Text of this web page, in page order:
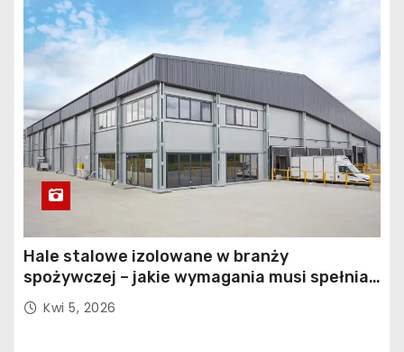
Hale stalowe izolowane w branży
spożywczej – jakie wymagania musi spełniać
konstrukcja obiektu?
Kwi 5, 2026